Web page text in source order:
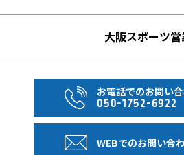
則として座席の指定・並び席及び
を承ることはできません。
アレンジプランを合わせた合計人数
●ご利用のホテルが指定でない場
お選びいただけません。ご利用ホテ
大阪スポーツ
お電話でのお問い
050-1752-6922
WEBでのお問い合